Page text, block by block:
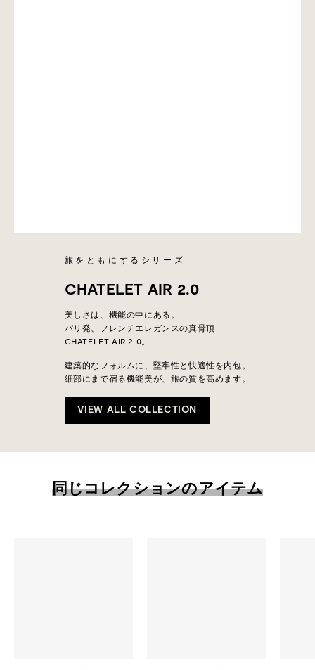
旅をともにするシリーズ
CHATELET AIR 2.0
美しさは、機能の中にある。
パリ発、フレンチエレガンスの真骨頂
CHATELET AIR 2.0。
建築的なフォルムに、堅牢性と快適性を内包。
細部にまで宿る機能美が、旅の質を高めます。
VIEW ALL COLLECTION
同じコレクションのアイテム